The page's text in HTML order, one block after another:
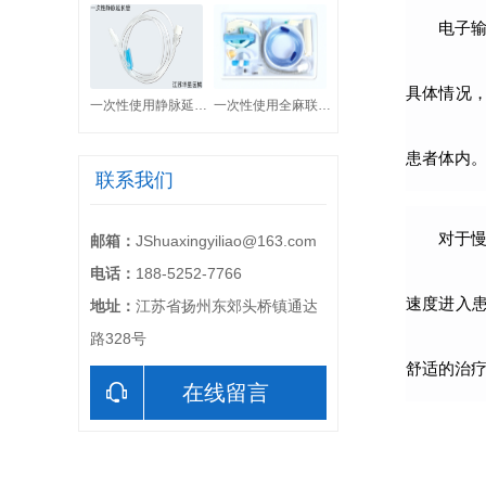
一次性使用静脉延长管 一次性使用全麻联合套件
联系我们
邮箱： JShuaxingyiliao@163.com
电话： 188-5252-7766
地址： 江苏省扬州东郊头桥镇通达
路328号
在线留言
电子
具体情况
患者体内
对于
速度进入
舒适的治